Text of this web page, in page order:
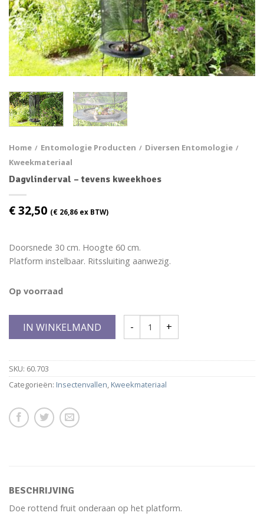
Home / Entomologie Producten / Diversen Entomologie /
Kweekmateriaal
Dagvlinderval – tevens kweekhoes
€32,50 (€ 26,86 ex BTW)
Doorsnede 30 cm. Hoogte 60 cm.
Platform instelbaar. Ritssluiting aanwezig.
Op voorraad
IN WINKELMAND
SKU: 60.703
Categorieën: Insectenvallen, Kweekmateriaal
BESCHRIJVING
Doe rottend fruit onderaan op het platform.